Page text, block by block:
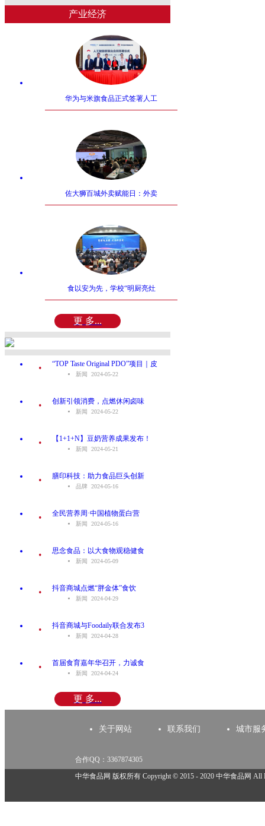
产业经济
华为与米旗食品正式签署人工
佐大狮百城外卖赋能日：外卖
食以安为先，学校“明厨亮灶
更 多...
. “TOP Taste Original PDO”项目｜皮
新闻 2024-05-22
. 创新引领消费，点燃休闲卤味
新闻 2024-05-22
. 【1+1+N】豆奶营养成果发布！
新闻 2024-05-21
. 膳印科技：助力食品巨头创新
品牌 2024-05-16
. 全民营养周·中国植物蛋白营
新闻 2024-05-16
. 思念食品：以大食物观稳健食
新闻 2024-05-09
. 抖音商城点燃“胖金体”食饮
新闻 2024-04-29
. 抖音商城与Foodaily联合发布3
新闻 2024-04-28
. 首届食育嘉年华召开，力诚食
新闻 2024-04-24
更 多...
关于网站 联系我们 城市服
合作QQ：3367874305
举报邮箱：918825737@qq.com
中华食品网 版权所有 Copyright © 2015 - 2020 中华食品网 All